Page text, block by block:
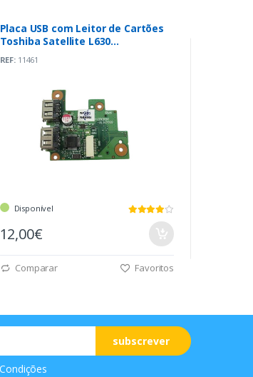
Placa USB com Leitor de Cartões
Toshiba Satellite L630
(V000240450)
REF:11461
Disponível
12,00€
Comparar Favoritos
subscrever